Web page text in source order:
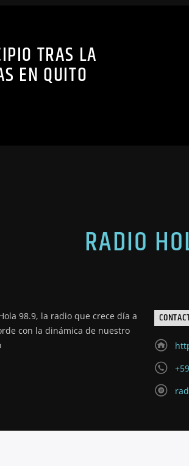
TRAS LA
EN QUITO
RADIO
98.9, la radio que crece día a
con la dinámica de nuestro